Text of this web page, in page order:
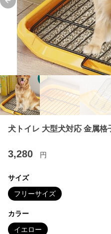
Previous slide
犬トイレ 大型犬対応 金属
3,280 円
サイズ
フリーサイズ
カラー
イエロー